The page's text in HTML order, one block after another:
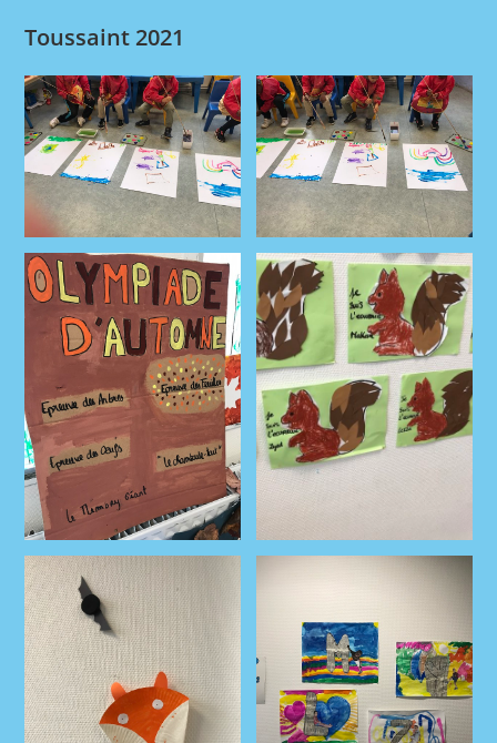
Toussaint 2021